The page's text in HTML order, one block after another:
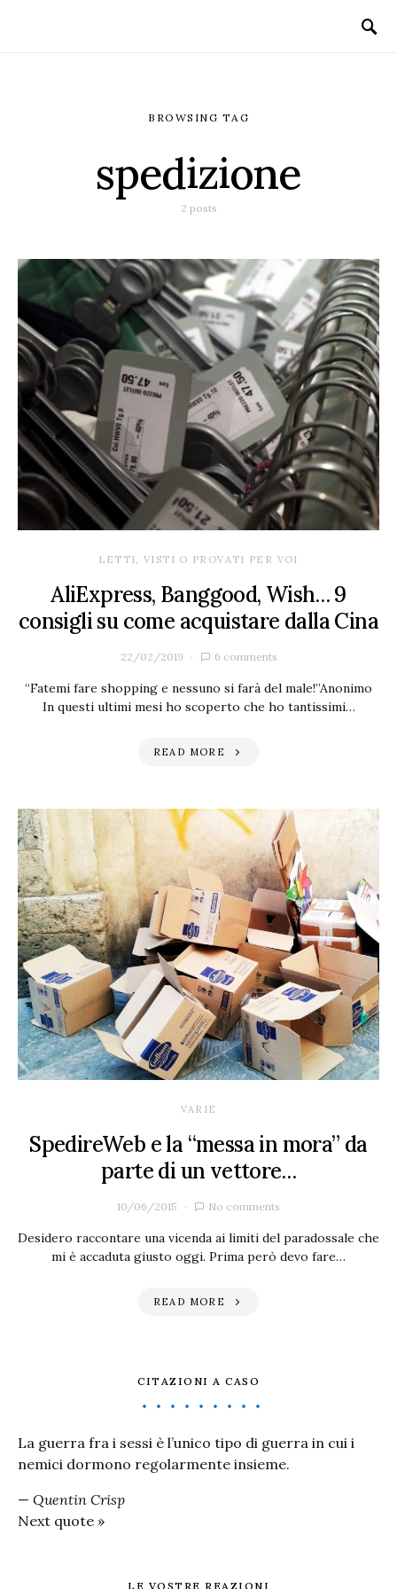
BROWSING TAG
spedizione
2 posts
LETTI, VISTI O PROVATI PER VOI
AliExpress, Banggood, Wish… 9
consigli su come acquistare dalla Cina
22/02/2019 6 comments
“Fatemi fare shopping e nessuno si farà del male!”Anonimo
In questi ultimi mesi ho scoperto che ho tantissimi…
READ MORE
VARIE
SpedireWeb e la “messa in mora” da
parte di un vettore…
10/06/2015 No comments
Desidero raccontare una vicenda ai limiti del paradossale che
mi è accaduta giusto oggi. Prima però devo fare…
READ MORE
CITAZIONI A CASO
La guerra fra i sessi è l’unico tipo di guerra in cui i
nemici dormono regolarmente insieme.
— Quentin Crisp
Next quote »
LE VOSTRE REAZIONI